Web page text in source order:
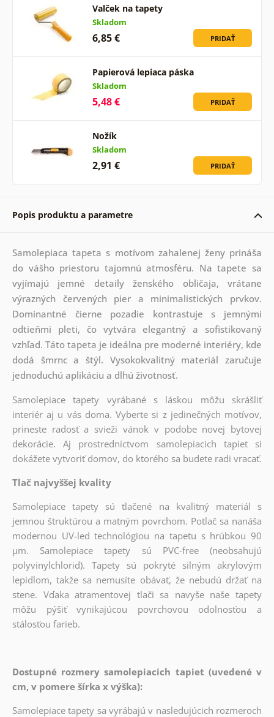
Valček na tapety
Skladom
6,85 € PRIDAŤ
Papierová lepiaca páska
Skladom
5,48 € PRIDAŤ
Nožík
Skladom
2,91 € PRIDAŤ
Popis produktu a parametre
Samolepiaca tapeta s motívom zahalenej ženy prináša
do vášho priestoru tajomnú atmosféru. Na tapete sa
vyjímajú jemné detaily ženského obličaja, vrátane
výrazných červených pier a minimalistických prvkov.
Dominantné čierne pozadie kontrastuje s jemnými
odtieňmi pleti, čo vytvára elegantný a sofistikovaný
vzhľad. Táto tapeta je ideálna pre moderné interiéry, kde
dodá šmrnc a štýl. Vysokokvalitný materiál zaručuje
jednoduchú aplikáciu a dlhú životnosť.
Samolepiace tapety vyrábané s láskou môžu skrášliť
interiér aj u vás doma. Vyberte si z jedinečných motívov,
prineste radosť a svieži vánok v podobe novej bytovej
dekorácie. Aj prostredníctvom samolepiacich tapiet si
dokážete vytvoriť domov, do ktorého sa budete radi vracať.
Tlač najvyššej kvality
Samolepiace tapety sú tlačené na kvalitný materiál s
jemnou štruktúrou a matným povrchom. Potlač sa nanáša
modernou UV-led technológiou na tapetu s hrúbkou 90
µm. Samolepiace tapety sú PVC-free (neobsahujú
polyvinylchlorid). Tapety sú pokryté silným akrylovým
lepidlom, takže sa nemusíte obávať, že nebudú držať na
stene. Vďaka atramentovej tlači sa navyše naše tapety
môžu pýšiť vynikajúcou povrchovou odolnosťou a
stálosťou farieb.
Dostupné rozmery samolepiacich tapiet (uvedené v
cm, v pomere šírka x výška):
Samolepiace tapety sa vyrábajú v nasledujúcich rozmeroch